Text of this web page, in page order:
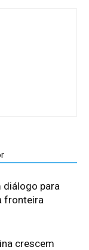
diálogo para
fronteira
crescem